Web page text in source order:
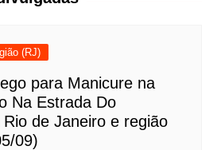
(RJ)
para Manicure na
Na Estrada Do
de Janeiro e região
09)